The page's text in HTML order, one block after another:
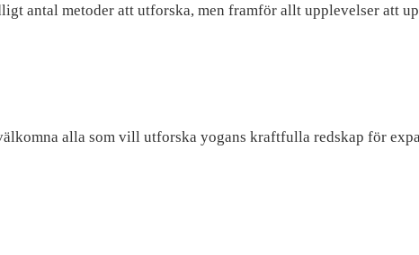
antal metoder att utforska, men framför allt upplevelser att
alla som vill utforska yogans kraftfulla redskap för